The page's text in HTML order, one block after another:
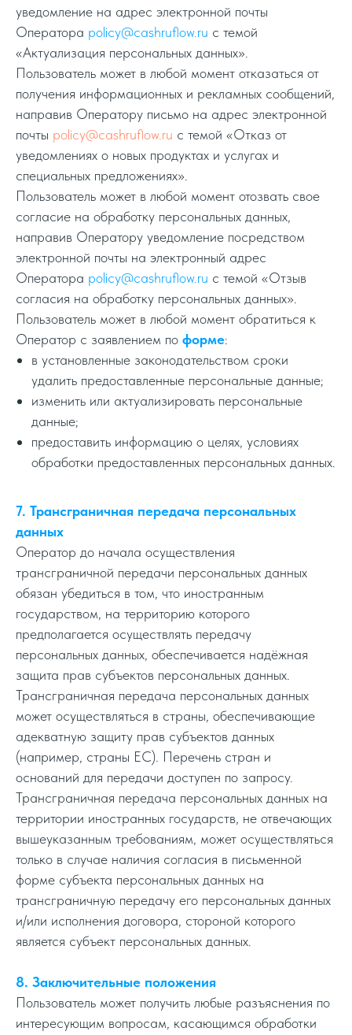
уведомление на адрес электронной почты
Оператора policy@cashruflow.ru с темой
«Актуализация персональных данных».
Пользователь может в любой момент отказаться от
получения информационных и рекламных сообщений,
направив Оператору письмо на адрес электронной
почты policy@cashruflow.ru с темой «Отказ от
уведомлениях о новых продуктах и услугах и
специальных предложениях».
Пользователь может в любой момент отозвать свое
согласие на обработку персональных данных,
направив Оператору уведомление посредством
электронной почты на электронный адрес
Оператора policy@cashruflow.ru с темой «Отзыв
согласия на обработку персональных данных».
Пользователь может в любой момент обратиться к
Оператор с заявлением по форме:
в установленные законодательством сроки
удалить предоставленные персональные данные;
изменить или актуализировать персональные
данные;
предоставить информацию о целях, условиях
обработки предоставленных персональных данных.
7. Трансграничная передача персональных
данных
Оператор до начала осуществления
трансграничной передачи персональных данных
обязан убедиться в том, что иностранным
государством, на территорию которого
предполагается осуществлять передачу
персональных данных, обеспечивается надёжная
защита прав субъектов персональных данных.
Трансграничная передача персональных данных
может осуществляться в страны, обеспечивающие
адекватную защиту прав субъектов данных
(например, страны ЕС). Перечень стран и
оснований для передачи доступен по запросу.
Трансграничная передача персональных данных на
территории иностранных государств, не отвечающих
вышеуказанным требованиям, может осуществляться
только в случае наличия согласия в письменной
форме субъекта персональных данных на
трансграничную передачу его персональных данных
и/или исполнения договора, стороной которого
является субъект персональных данных.
8. Заключительные положения
Пользователь может получить любые разъяснения по
интересующим вопросам, касающимся обработки